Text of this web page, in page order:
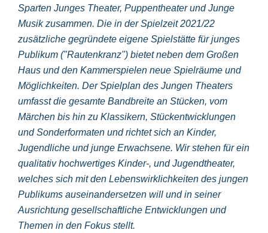
Sparten Junges Theater, Puppentheater und Junge
Musik zusammen. Die in der Spielzeit 2021/22
zusätzliche gegründete eigene Spielstätte für junges
Publikum ("Rautenkranz") bietet neben dem Großen
Haus und den Kammerspielen neue Spielräume und
Möglichkeiten. Der Spielplan des Jungen Theaters
umfasst die gesamte Bandbreite an Stücken, vom
Märchen bis hin zu Klassikern, Stückentwicklungen
und Sonderformaten und richtet sich an Kinder,
Jugendliche und junge Erwachsene. Wir stehen für ein
qualitativ hochwertiges Kinder-, und Jugendtheater,
welches sich mit den Lebenswirklichkeiten des jungen
Publikums auseinandersetzen will und in seiner
Ausrichtung gesellschaftliche Entwicklungen und
Themen in den Fokus stellt.